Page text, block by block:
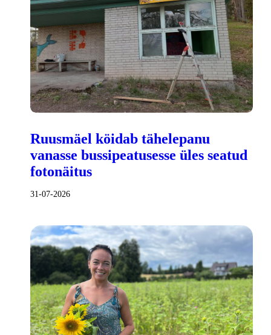
Ruusmäel köidab tähelepanu
vanasse bussipeatusesse üles seatud
fotonäitus
31-07-2026